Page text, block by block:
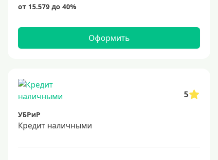
Оформить
5
УБРиР
Кредит наличными